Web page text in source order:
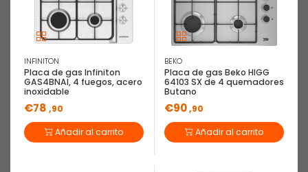
INFINITON
Placa de gas Infiniton
GAS4BNAI, 4 fuegos, acero
inoxidable
€78 ,90
Añadir al carrito
BEKO
Placa de gas Beko HIGG
64103 SX de 4 quemadores
Butano
€90,90
Añadir al carrito